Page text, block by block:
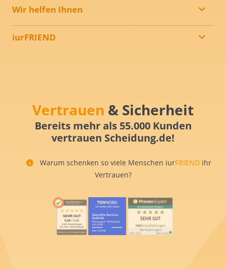
Wir helfen Ihnen
iurFRIEND
Vertrauen & Sicherheit
Bereits mehr als 55.000 Kunden
vertrauen Scheidung.de!
Warum schenken so viele Menschen iurFRIEND ihr
Vertrauen?